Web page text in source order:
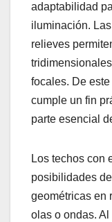
adaptabilidad
iluminación.
relieves
focales. De
cumple un fin
parte esencial
Los techos con
posibilidades
geométricas en
olas o ondas.